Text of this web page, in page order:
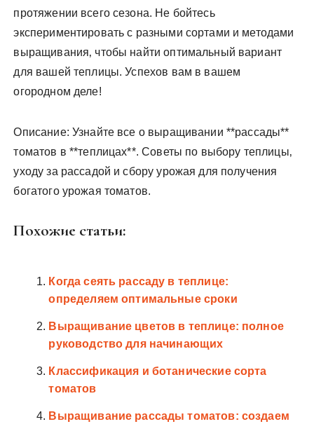
протяжении всего сезона. Не бойтесь
экспериментировать с разными сортами и методами
выращивания‚ чтобы найти оптимальный вариант
для вашей теплицы. Успехов вам в вашем
огородном деле!
Описание: Узнайте все о выращивании **рассады**
томатов в **теплицах**. Советы по выбору теплицы‚
уходу за рассадой и сбору урожая для получения
богатого урожая томатов.
Похожие статьи:
Когда сеять рассаду в теплице:
определяем оптимальные сроки
Выращивание цветов в теплице: полное
руководство для начинающих
Классификация и ботанические сорта
томатов
Выращивание рассады томатов: создаем